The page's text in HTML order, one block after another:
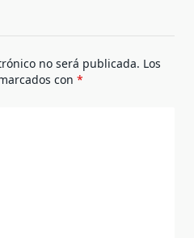
no será publicada. Los
con *